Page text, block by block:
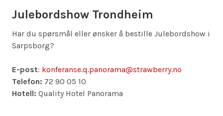
Julebordshow Trondheim
Har du spørsmål eller ønsker å bestille Julebordshow i
Sarpsborg?
E-post: konferanse.q.panorama@strawberry.no
Telefon: 72 90 05 10
Hotell: Quality Hotel Panorama